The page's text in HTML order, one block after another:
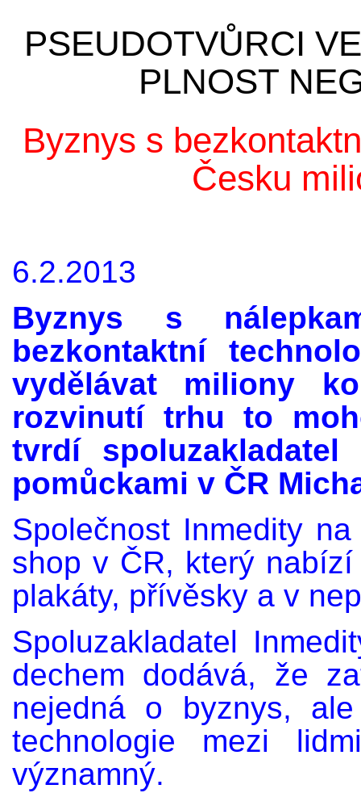
PSEUDOTVŮRCI
PLNOST
Byznys s
Česku
6.2.2013
Byznys s
bezkontaktní
vydělávat miliony
rozvinutí trhu to
tvrdí
pomůckami v ČR
Společnost Inmedity
shop v ČR, který
plakáty, přívěsky a v
Spoluzakladatel
dechem dodává, že
nejedná o byznys,
technologie mezi
významný.